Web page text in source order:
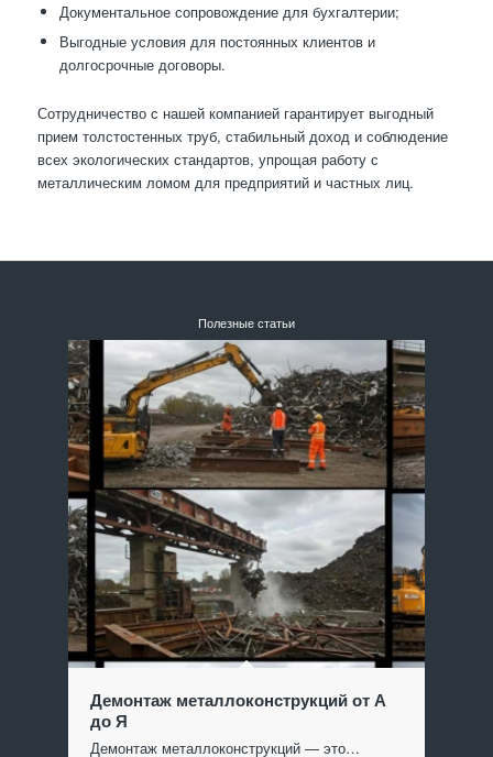
Документальное сопровождение для бухгалтерии;
Выгодные условия для постоянных клиентов и
долгосрочные договоры.
Сотрудничество с нашей компанией гарантирует выгодный
прием толстостенных труб, стабильный доход и соблюдение
всех экологических стандартов, упрощая работу с
металлическим ломом для предприятий и частных лиц.
Полезные статьи
Демонтаж металлоконструкций от А
до Я
Демонтаж металлоконструкций — это…